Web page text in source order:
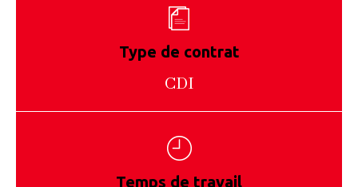
Type de contrat
CDI
Temps de travail